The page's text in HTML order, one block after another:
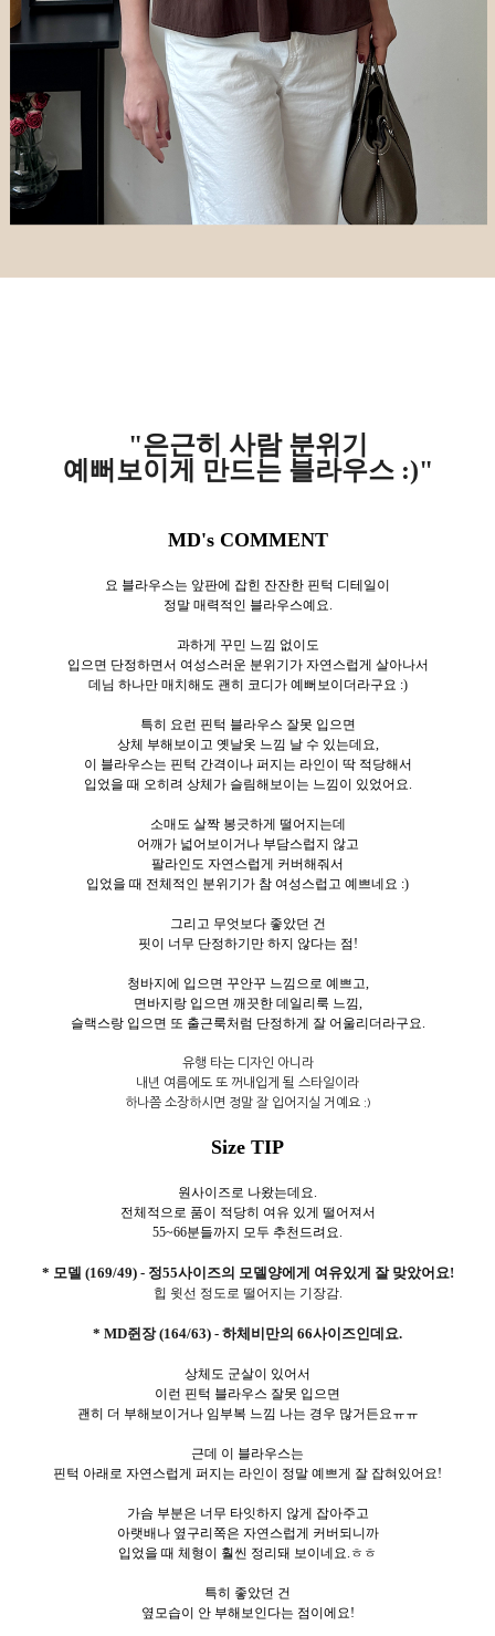
"은근히 사람 분위기
예뻐보이게 만드는 블라우스 :)"
MD's COMMENT
요 블라우스는 앞판에 잡힌 잔잔한 핀턱 디테일이
정말 매력적인 블라우스예요.
과하게 꾸민 느낌 없이도
입으면 단정하면서 여성스러운 분위기가 자연스럽게 살아나서
데님 하나만 매치해도 괜히 코디가 예뻐보이더라구요 :)
특히 요런 핀턱 블라우스 잘못 입으면
상체 부해보이고 옛날옷 느낌 날 수 있는데요,
이 블라우스는 핀턱 간격이나 퍼지는 라인이 딱 적당해서
입었을 때 오히려 상체가 슬림해보이는 느낌이 있었어요.
소매도 살짝 봉긋하게 떨어지는데
어깨가 넓어보이거나 부담스럽지 않고
팔라인도 자연스럽게 커버해줘서
입었을 때 전체적인 분위기가 참 여성스럽고 예쁘네요 :)
그리고 무엇보다 좋았던 건
핏이 너무 단정하기만 하지 않다는 점!
청바지에 입으면 꾸안꾸 느낌으로 예쁘고,
면바지랑 입으면 깨끗한 데일리룩 느낌,
슬랙스랑 입으면 또 출근룩처럼 단정하게 잘 어울리더라구요.
유행 타는 디자인 아니라
내년 여름에도 또 꺼내입게 될 스타일이라
하나쯤 소장하시면 정말 잘 입어지실 거예요 :)
Size TIP
원사이즈로 나왔는데요.
전체적으로 품이 적당히 여유 있게 떨어져서
55~66분들까지 모두 추천드려요.
* 모델 (169/49) - 정55사이즈의 모델양에게 여유있게 잘 맞았어요!
힙 윗선 정도로 떨어지는 기장감.
* MD쥔장 (164/63) - 하체비만의 66사이즈인데요.
상체도 군살이 있어서
이런 핀턱 블라우스 잘못 입으면
괜히 더 부해보이거나 임부복 느낌 나는 경우 많거든요ㅠㅠ
근데 이 블라우스는
핀턱 아래로 자연스럽게 퍼지는 라인이 정말 예쁘게 잘 잡혀있어요!
가슴 부분은 너무 타잇하지 않게 잡아주고
아랫배나 옆구리쪽은 자연스럽게 커버되니까
입었을 때 체형이 훨씬 정리돼 보이네요.ㅎㅎ
특히 좋았던 건
옆모습이 안 부해보인다는 점이에요!